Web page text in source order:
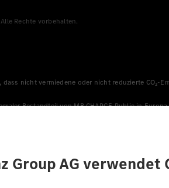
Rechte vorbehalten.
nicht vermiedene oder nicht reduzierte
Bestandteil von MB.CHARGE Public in
dem vorgeschriebenen Messverfahren
und der CO₂-Ausstoß eines Pkw sind